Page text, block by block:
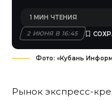
2 ИЮНЯ В 16:45
1 МИН ЧТЕНИЯ
Фото: «Кубань
Рынок экспресс-